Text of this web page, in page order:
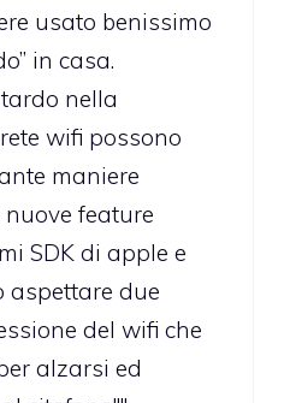
usato benissimo
in casa.
nella
wifi possono
maniere
feature
SDK di apple e
aspettare due
del wifi che
alzarsi ed